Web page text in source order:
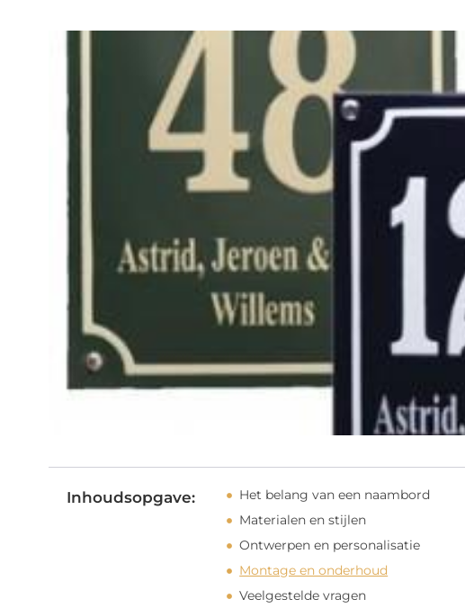
Inhoudsopgave:
Het belang van een naambord
Materialen en stijlen
Ontwerpen en personalisatie
Montage en onderhoud
Veelgestelde vragen